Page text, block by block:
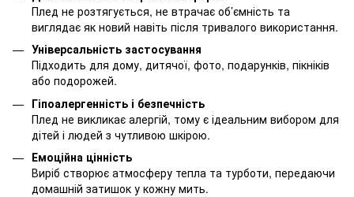
Плед не розтягується, не втрачає об’ємність та
виглядає як новий навіть після тривалого використання.
Універсальність застосування
Підходить для дому, дитячої, фото, подарунків, пікніків
або подорожей.
Гіпоалергенність і безпечність
Плед не викликає алергій, тому є ідеальним вибором для
дітей і людей з чутливою шкірою.
Емоційна цінність
Виріб створює атмосферу тепла та турботи, передаючи
домашній затишок у кожну мить.